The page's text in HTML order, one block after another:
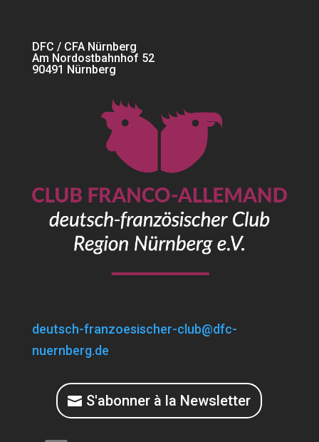
DFC / CFA Nürnberg
Am Nordostbahnhof 52
90491 Nürnberg
deutsch-franzoesischer-club@dfc-
nuernberg.de
S'abonner à la Newsletter